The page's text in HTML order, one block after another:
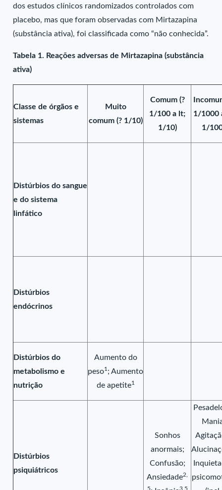
dos estudos clínicos randomizados controlados com
placebo, mas que foram observadas com Mirtazapina
(substância ativa), foi classificada como “não conhecida”.
Tabela 1. Reações adversas de Mirtazapina (substância
ativa)
Classe de órgãos e
sistemas
Muito
comum (? 1/10)
Comum (?
1/100 a lt;
1/10)
1/1000
1/
Distúrbios do sangue
e do sistema
linfático
Distúrbios
endócrinos
Distúrbios do
metabolismo e
nutrição
Aumento do
peso1 ; Aumento
de apetite1
Distúrbios
psiquiátricos
Sonhos
anormais;
Confusão;
Ansiedade2,
5 3,5